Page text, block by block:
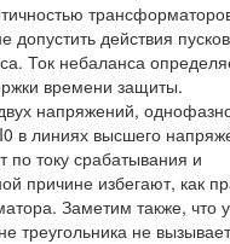
действия
Ток небаланса
времени защиты.
напряжений,
в линиях высшего
току срабатывания и
причине избегают, как
Заметим также, что у
треугольника не вызывает